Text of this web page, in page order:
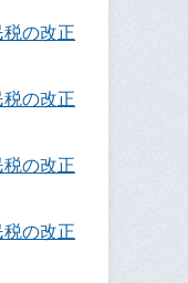
の改正
の改正
の改正
の改正